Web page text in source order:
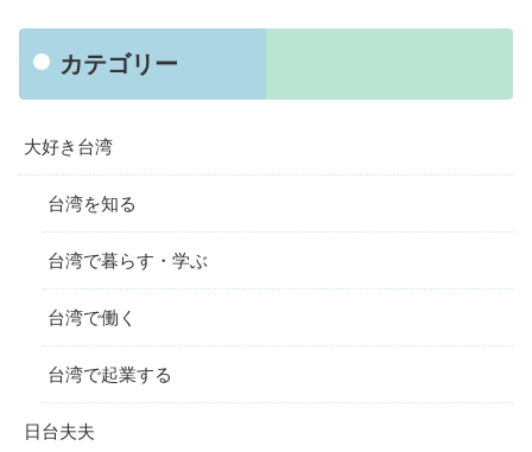
カテゴリー
大好き台湾
台湾を知る
台湾で暮らす・学ぶ
台湾で働く
台湾で起業する
日台夫夫